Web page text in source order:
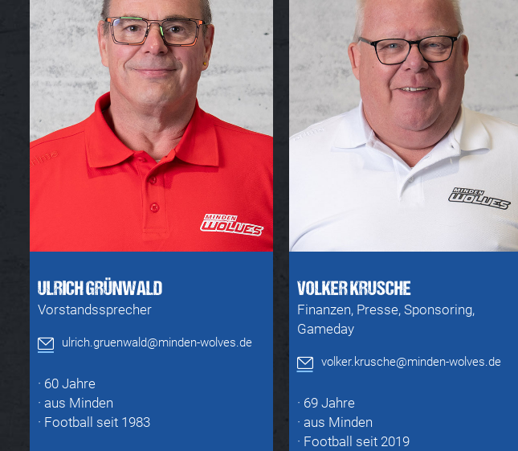
ULRICH GRÜNWALD
Vorstandssprecher
ulrich.gruenwald@minden-wolves.de
· 60 Jahre
· aus Minden
· Football seit 1983
VOLKER KRUSCHE
Finanzen, Presse, Sponsoring,
Gameday
volker.krusche@minden-wolves.de
· 69 Jahre
· aus Minden
· Football seit 2019